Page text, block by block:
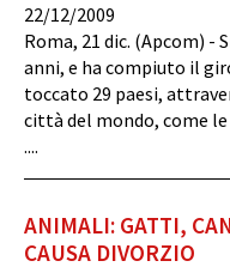
22/12/2009
Roma, 21 dic. (Apcom) -
anni, e ha compiuto il
toccato 29 paesi,
città del mondo, come
....
ANIMALI: GATTI,
CAUSA DIVORZIO